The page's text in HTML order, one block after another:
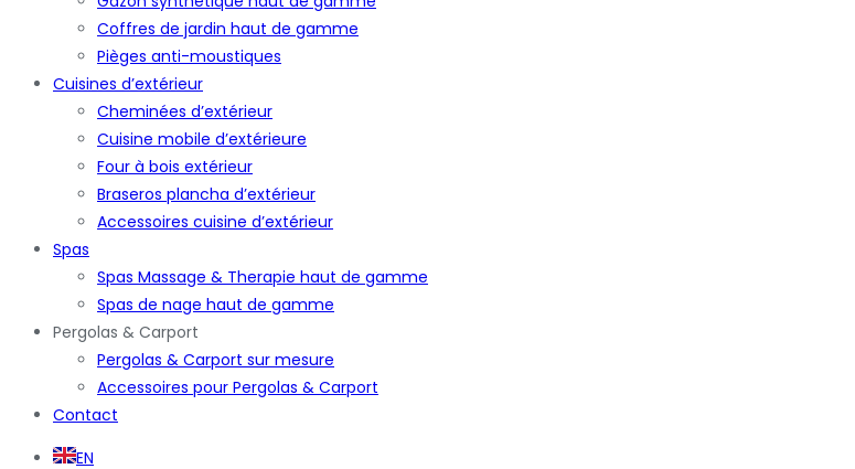
Coffres de jardin haut de gamme
Pièges anti-moustiques
Cuisines d’extérieur
Cheminées d’extérieur
Cuisine mobile d’extérieure
Four à bois extérieur
Braseros plancha d’extérieur
Accessoires cuisine d’extérieur
Spas
Spas Massage & Therapie haut de gamme
Spas de nage haut de gamme
Pergolas & Carport
Pergolas & Carport sur mesure
Accessoires pour Pergolas & Carport
Contact
EN